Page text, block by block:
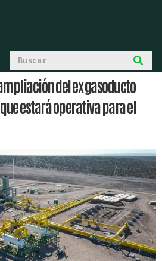
del ex gasoducto
estará operativa para el